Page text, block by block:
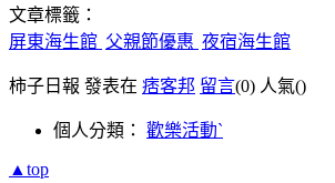
文章標籤：
屏東海生館 父親節優惠 夜宿海生館
柿子日報 發表在 痞客邦 留言(0) 人氣()
個人分類： 歡樂活動ˋ
▲top